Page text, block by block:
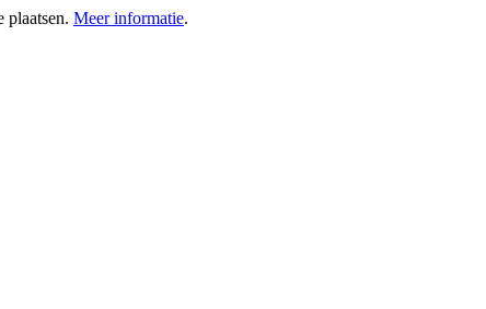
plaatsen. Meer informatie.